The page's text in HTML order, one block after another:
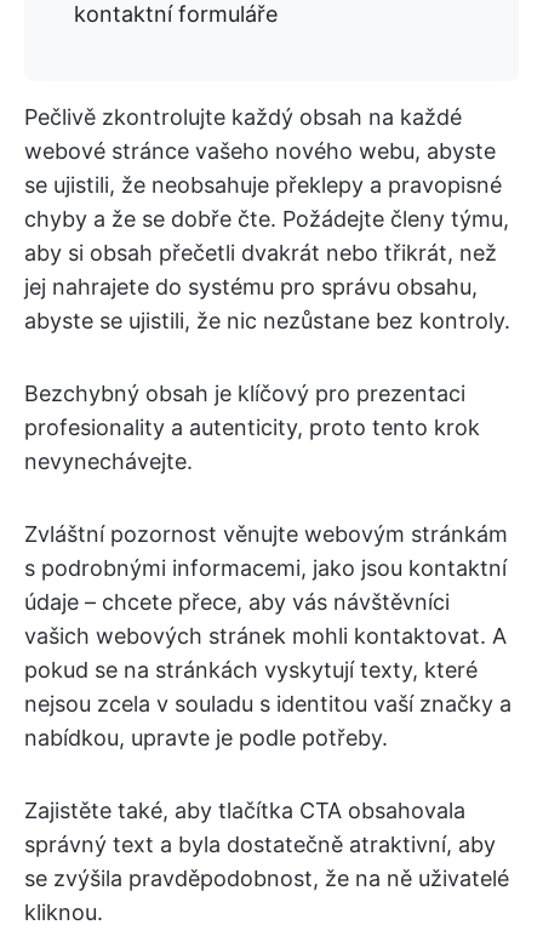
kontaktní formuláře
Pečlivě zkontrolujte každý obsah na každé
webové stránce vašeho nového webu, abyste
se ujistili, že neobsahuje překlepy a pravopisné
chyby a že se dobře čte. Požádejte členy týmu,
aby si obsah přečetli dvakrát nebo třikrát, než
jej nahrajete do systému pro správu obsahu,
abyste se ujistili, že nic nezůstane bez kontroly.
Bezchybný obsah je klíčový pro prezentaci
profesionality a autenticity, proto tento krok
nevynechávejte.
Zvláštní pozornost věnujte webovým stránkám
s podrobnými informacemi, jako jsou kontaktní
údaje – chcete přece, aby vás návštěvníci
vašich webových stránek mohli kontaktovat. A
pokud se na stránkách vyskytují texty, které
nejsou zcela v souladu s identitou vaší značky a
nabídkou, upravte je podle potřeby.
Zajistěte také, aby tlačítka CTA obsahovala
správný text a byla dostatečně atraktivní, aby
se zvýšila pravděpodobnost, že na ně uživatelé
kliknou.